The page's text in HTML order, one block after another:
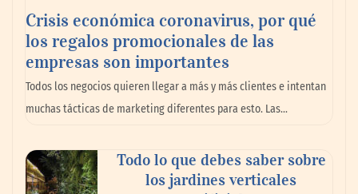
La omnicanalidad redefine la forma de
planear viajes en México
Crisis económica coronavirus, por qué
los regalos promocionales de las
empresas son importantes
Todos los negocios quieren llegar a más y más clientes e intentan
muchas tácticas de marketing diferentes para esto. Las…
Todo lo que debes saber sobre
los jardines verticales